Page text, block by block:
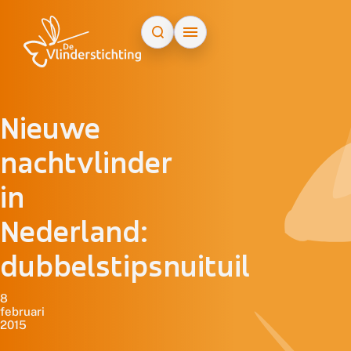
Nieuwe
nachtvlinder
in
Nederland:
dubbelstipsnuituil
8
februari
2015